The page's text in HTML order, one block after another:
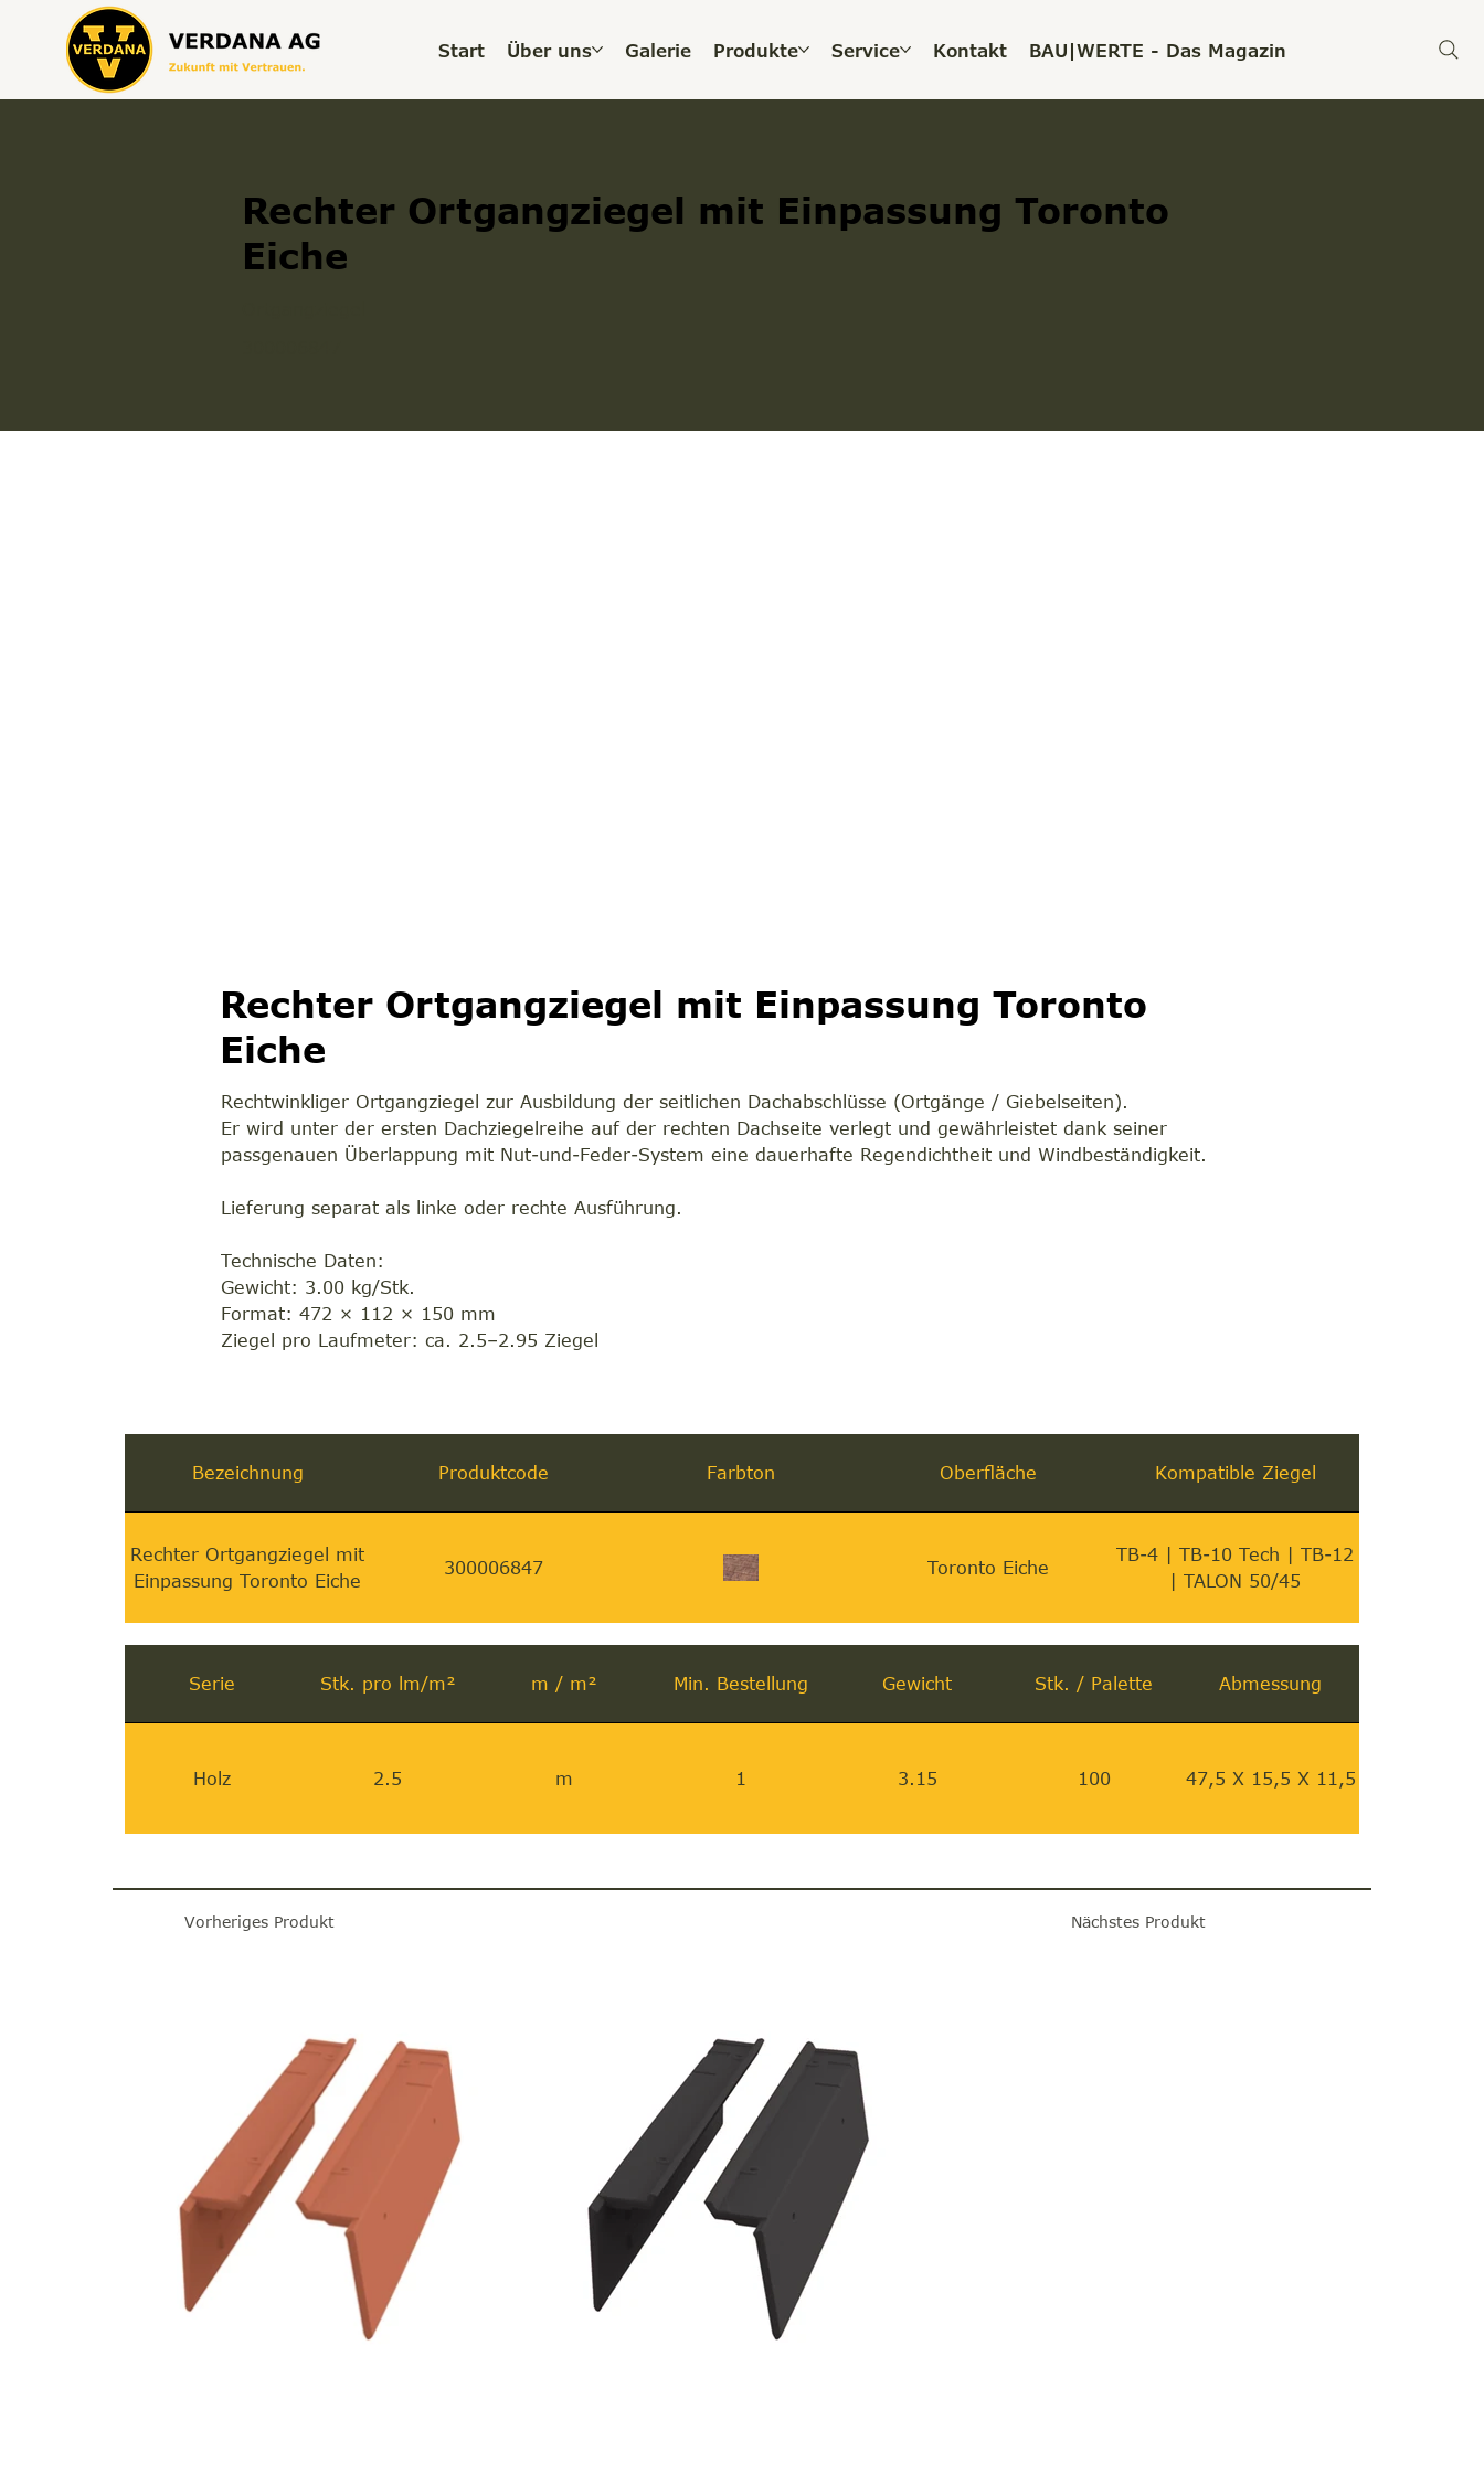
Start Über uns Galerie Produkte Service Kontakt BAU|WERTE - Das Magazin
Rechter Ortgangziegel mit Einpassung Toronto
Eiche
Rechter Ortgangziegel mit Einpassung Toronto
Eiche
Rechtwinkliger Ortgangziegel zur Ausbildung der seitlichen Dachabschlüsse (Ortgänge / Giebelseiten).
Er wird unter der ersten Dachziegelreihe auf der rechten Dachseite verlegt und gewährleistet dank seiner
passgenauen Überlappung mit Nut-und-Feder-System eine dauerhafte Regendichtheit und Windbeständigkeit.
Lieferung separat als linke oder rechte Ausführung.
Technische Daten:
Gewicht: 3.00 kg/Stk.
Format: 472 × 112 × 150 mm
Ziegel pro Laufmeter: ca. 2.5–2.95 Ziegel
Bezeichnung Produktcode Farbton Oberfläche Kompatible Ziegel
Rechter Ortgangziegel mit
Einpassung Toronto Eiche
300006847 Toronto Eiche
TB-4 | TB-10 Tech | TB-12
| TALON 50/45
Serie Stk. pro lm/m² m / m² Min. Bestellung Gewicht Stk. / Palette Abmessung
Holz 2.5 m 1 3.15 100 47,5 X 15,5 X 11,5
Vorheriges Produkt Nächstes Produkt